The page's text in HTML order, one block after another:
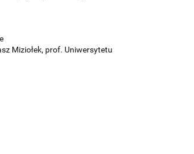
Miziołek, prof. Uniwersytetu